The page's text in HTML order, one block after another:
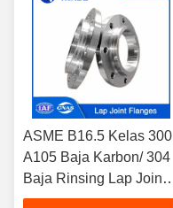
ASME B16.5 Kelas 300
A105 Baja Karbon/ 304
Baja Rinsing Lap Joint
Flange Raised Face